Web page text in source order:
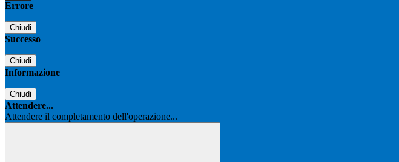
Errore
Chiudi
Successo
Chiudi
Informazione
Chiudi
Attendere...
Attendere il completamento dell'operazione...